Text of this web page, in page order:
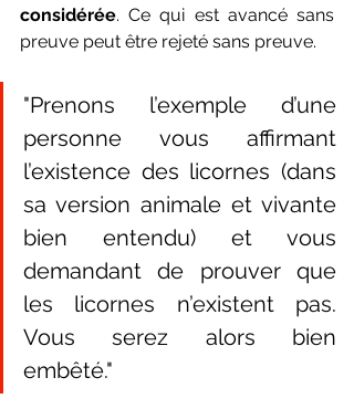
considérée. Ce qui est avancé sans
preuve peut être rejeté sans preuve.
"Prenons l’exemple d’une
personne vous affirmant
l’existence des licornes (dans
sa version animale et vivante
bien entendu) et vous
demandant de prouver que
les licornes n’existent pas.
Vous serez alors bien
embêté."